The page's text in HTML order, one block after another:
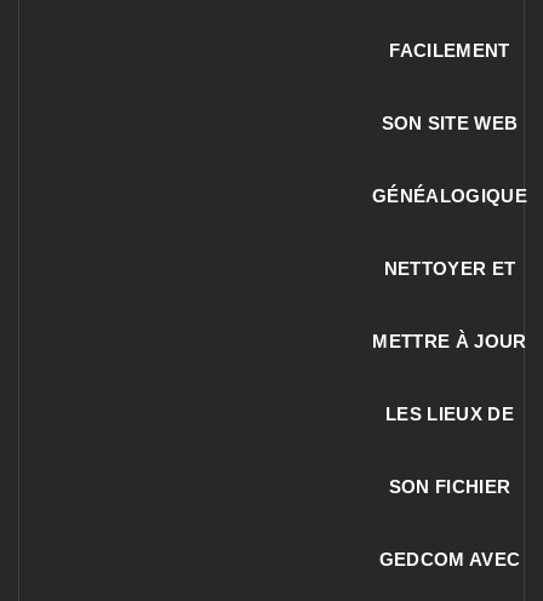
FACILEMENT
SON SITE WEB
GÉNÉALOGIQUE
NETTOYER ET
METTRE À JOUR
LES LIEUX DE
SON FICHIER
GEDCOM AVEC